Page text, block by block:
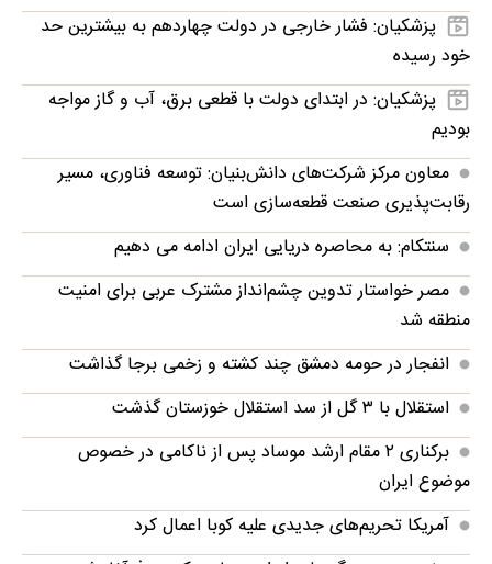
پزشکیان: فشار خارجی در دولت چهاردهم به بیشترین حد
خود رسیده
پزشکیان: در ابتدای دولت با قطعی برق، آب و گاز مواجه
بودیم
معاون مرکز شرکت‌های دانش‌بنیان: توسعه فناوری، مسیر
رقابت‌پذیری صنعت قطعه‌سازی است
سنتکام: به محاصره دریایی ایران ادامه می دهیم
مصر خواستار تدوین چشم‌انداز مشترک عربی برای امنیت
منطقه شد
انفجار در حومه دمشق چند کشته و زخمی برجا گذاشت
استقلال با ۳ گل از سد استقلال خوزستان گذشت
برکناری ۲ مقام ارشد موساد پس از ناکامی در خصوص
موضوع ایران
آمریکا تحریم‌های جدیدی علیه کوبا اعمال کرد